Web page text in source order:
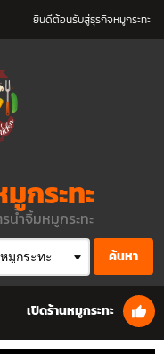
ยินดีต้อนรับสู่ธุรกิจหมูกระทะ
กระทะ
น้ำจิ้มหมูกระทะ
ค้นหา
เปิดร้านหมูกระทะ